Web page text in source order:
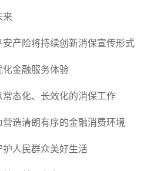
来
安产险将持续创新消保宣传形式
化金融服务体验
常态化、长效化的消保工作
营造清朗有序的金融消费环境
护人民群众美好生活